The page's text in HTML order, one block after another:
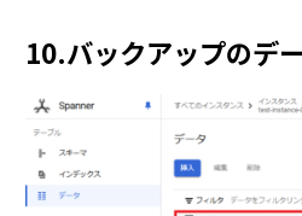
10.バックアップのデ